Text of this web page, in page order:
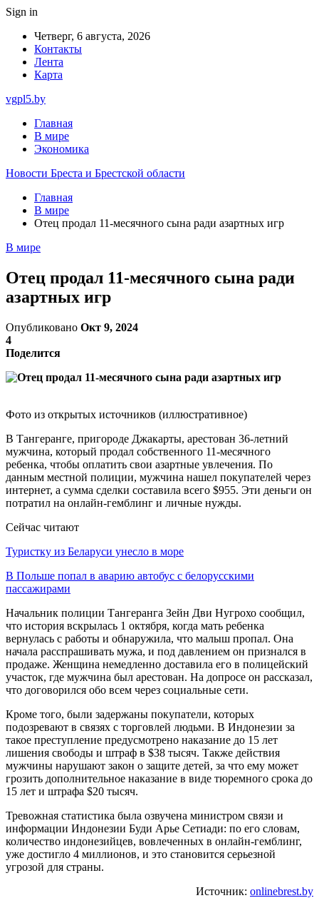
Sign in
Четверг, 6 августа, 2026
Контакты
Лента
Карта
vgpl5.by
Главная
В мире
Экономика
Новости Бреста и Брестской области
Главная
В мире
Отец продал 11-месячного сына ради азартных игр
В мире
Отец продал 11-месячного сына ради
азартных игр
Опубликовано Окт 9, 2024
4
Поделится
Фото из открытых источников (иллюстративное)
В Тангеранге, пригороде Джакарты, арестован 36-летний
мужчина, который продал собственного 11-месячного
ребенка, чтобы оплатить свои азартные увлечения. По
данным местной полиции, мужчина нашел покупателей через
интернет, а сумма сделки составила всего $955. Эти деньги он
потратил на онлайн-гемблинг и личные нужды.
Сейчас читают
Туристку из Беларуси унесло в море
В Польше попал в аварию автобус с белорусскими
пассажирами
Начальник полиции Тангеранга Зейн Дви Нугрохо сообщил,
что история вскрылась 1 октября, когда мать ребенка
вернулась с работы и обнаружила, что малыш пропал. Она
начала расспрашивать мужа, и под давлением он признался в
продаже. Женщина немедленно доставила его в полицейский
участок, где мужчина был арестован. На допросе он рассказал,
что договорился обо всем через социальные сети.
Кроме того, были задержаны покупатели, которых
подозревают в связях с торговлей людьми. В Индонезии за
такое преступление предусмотрено наказание до 15 лет
лишения свободы и штраф в $38 тысяч. Также действия
мужчины нарушают закон о защите детей, за что ему может
грозить дополнительное наказание в виде тюремного срока до
15 лет и штрафа $20 тысяч.
Тревожная статистика была озвучена министром связи и
информации Индонезии Буди Арье Сетиади: по его словам,
количество индонезийцев, вовлеченных в онлайн-гемблинг,
уже достигло 4 миллионов, и это становится серьезной
угрозой для страны.
Источник: onlinebrest.by